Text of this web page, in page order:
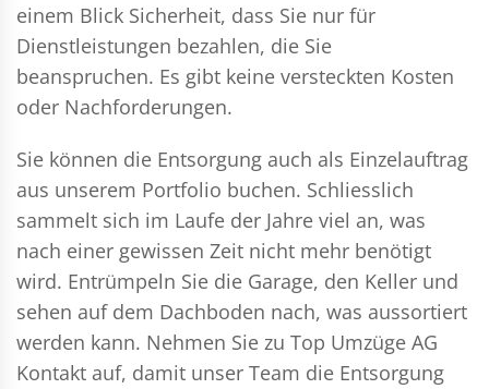
einem Blick Sicherheit, dass Sie nur für
Dienstleistungen bezahlen, die Sie
beanspruchen. Es gibt keine versteckten Kosten
oder Nachforderungen.
Sie können die Entsorgung auch als Einzelauftrag
aus unserem Portfolio buchen. Schliesslich
sammelt sich im Laufe der Jahre viel an, was
nach einer gewissen Zeit nicht mehr benötigt
wird. Entrümpeln Sie die Garage, den Keller und
sehen auf dem Dachboden nach, was aussortiert
werden kann. Nehmen Sie zu Top Umzüge AG
Kontakt auf, damit unser Team die Entsorgung